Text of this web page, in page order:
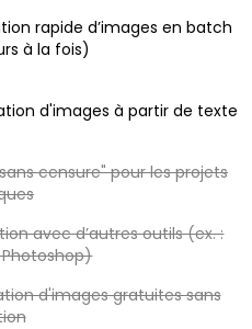
rapide d’images en batch
à la fois)
d'images à partir de texte
censure" pour les projets
avec d’autres outils (ex. :
d'images gratuites sans